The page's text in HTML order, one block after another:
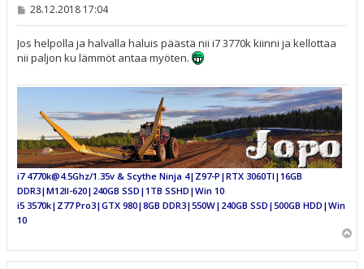
V
s
t
i
28.12.2018 17:04
Jos helpolla ja halvalla haluis päästä nii i7 3770k kiinni ja kellottaa
nii paljon ku lämmöt antaa myöten.
i7 4770k@4.5Ghz/1.35v & Scythe Ninja 4|Z97-P|RTX 3060TI|16GB
DDR3|M12II-620|240GB SSD|1TB SSHD|Win 10
i5 3570k|Z77 Pro3|GTX 980|8GB DDR3|550W|240GB SSD|500GB HDD|Win
10
ö